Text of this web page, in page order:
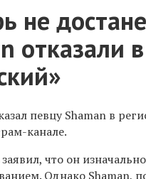
не
отказали
певцу Shaman в
канале.
что он
Однако Shaman,